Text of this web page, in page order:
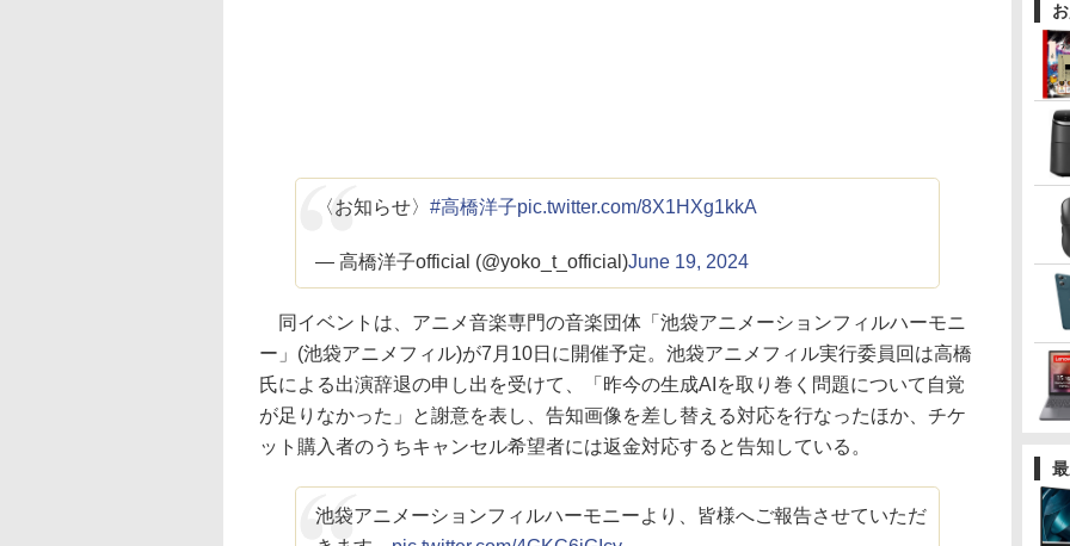
〈お知らせ〉 #高橋洋子pic.twitter.com/8X1HXg1kkA
— 高橋洋子official (@yoko_t_official)June 19, 2024
同イベントは、アニメ音楽専門の音楽団体「池袋アニメーションフィルハーモニ
ー」(池袋アニメフィル)が7月10日に開催予定。池袋アニメフィル実行委員回は高橋
氏による出演辞退の申し出を受けて、「昨今の生成AIを取り巻く問題について自覚
が足りなかった」と謝意を表し、告知画像を差し替える対応を行なったほか、チケ
ット購入者のうちキャンセル希望者には返金対応すると告知している。
池袋アニメーションフィルハーモニーより、皆様へご報告させていただ